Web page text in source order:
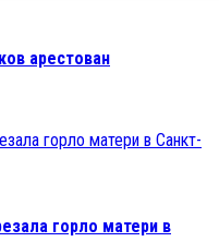
арестован
горло матери в